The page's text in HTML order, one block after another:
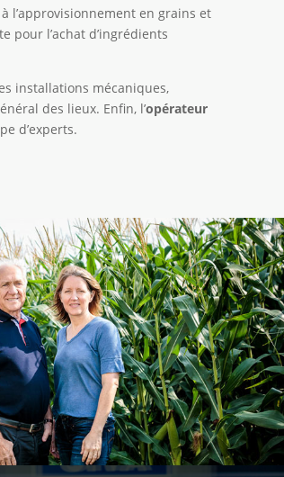
l’approvisionnement en grains et
pour l’achat d’ingrédients
installations mécaniques,
des lieux. Enfin, l’opérateur
d’experts.